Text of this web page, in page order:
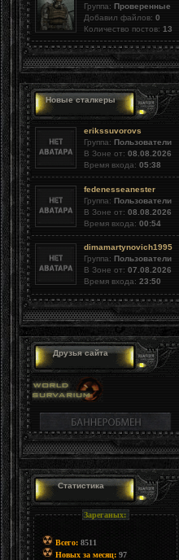
Группа: Проверенные
Добавил файлов: 0
Количество постов: 13
Новые сталкеры
erikssuvorovs
Группа: Пользователи
В Зоне от: 08.08.2026
Время входа: 05:38
fedenesseanester
Группа: Пользователи
В Зоне от: 08.08.2026
Время входа: 00:54
dimamartynovich1995
Группа: Пользователи
В Зоне от: 07.08.2026
Время входа: 23:50
Друзья сайта
Статистика
Зареганых:
Всего:8511
Новых за месяц:97